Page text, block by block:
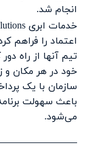
انجام شد.
اعتماد را فراهم
تیم آنها از راه
سازمان با یک
می‌شود.